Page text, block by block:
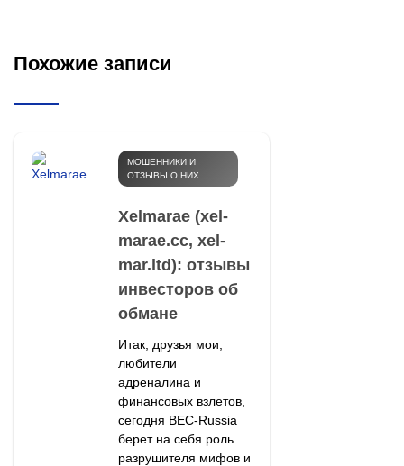
Похожие записи
МОШЕННИКИ И
ОТЗЫВЫ О НИХ
Xelmarae (xel-
marae.cc, xel-
mar.ltd): отзывы
инвесторов об
обмане
Итак, друзья мои,
любители
адреналина и
финансовых взлетов,
сегодня BEC-Russia
берет на себя роль
разрушителя мифов и